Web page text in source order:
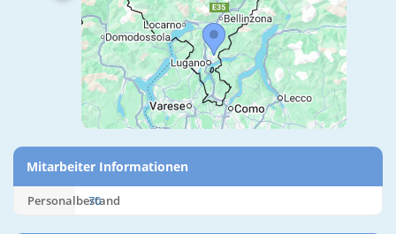
Mitarbeiter Informationen
Personalbestand
70